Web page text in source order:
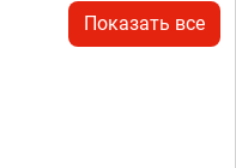
Показать все